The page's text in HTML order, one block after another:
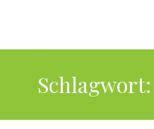
Schlagwort: